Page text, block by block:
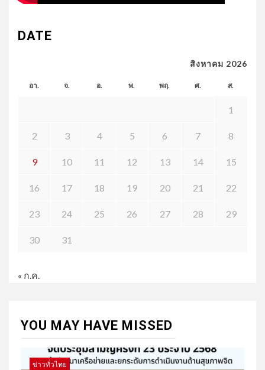
DATE
สิงหาคม 2026
อา. จ. อ. พ. พฤ. ศ. ส.
1
2 3 4 5 6 7 8
9 10 11 12 13 14 15
16 17 18 19 20 21 22
23 24 25 26 27 28 29
30 31
« ก.ค.
YOU MAY HAVE MISSED
ข่าวทั่วไทย